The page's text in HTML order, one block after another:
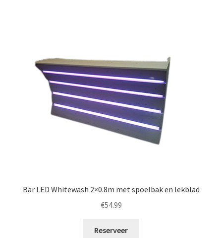
Bar LED Whitewash 2×0.8m met spoelbak en lekblad
€54.99
Reserveer